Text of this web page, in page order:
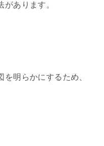
あります。
明らかにするため、